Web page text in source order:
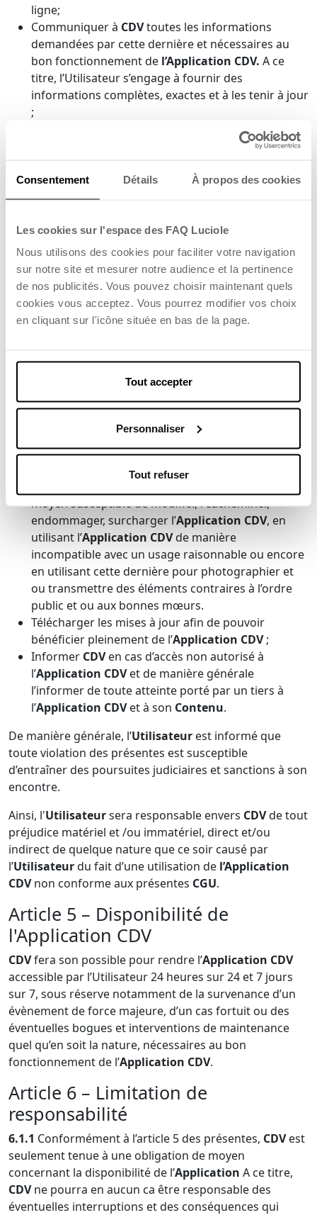
Consentement Détails À propos des cookies
Les cookies sur l'espace des FAQ Luciole
Nous utilisons des cookies pour faciliter votre navigation
sur notre site et mesurer notre audience et la pertinence
de nos publicités. Vous pouvez choisir maintenant quels
cookies vous acceptez. Vous pourrez modifier vos choix
en cliquant sur l'icône située en bas de la page.
Tout accepter
Personnaliser
Tout refuser
ligne;
Communiquer à CDVtoutes les informations
demandées par cette dernière et nécessaires au
bon fonctionnement de l’Application CDV. A ce
titre, l’Utilisateur s’engage à fournir des
informations complètes, exactes et à les tenir à jour
;
Ne pas entraver le bon fonctionnement de
de quelque manière que ce soit ;
Contenu. A ce titre, en cas de mauvais ou de non
fonctionnement de
CDVet ou de tout ou partie de sonContenu
l’Utilisateur, la responsabilité deCDVde pourra en
aucun cas être engagée par l’Utilisateur.
Ne pas dupliquer, reproduire, copier, recopier,
intégrer, incorporer, réutiliser, extraire tout ou
partie del’Application CDVet sonContenu
l’Application CDV;
Ne pas céder, louer, distribuer de quelque manière
que ce soit l’Application CDVet sonContenuà des
S’abstenir de toute utilisation détournée de
l’Application CDVet des sesServices, et ne pas
porter atteinte aux droits des tiers et de
moyen susceptible de modifier, réacheminer,
endommager, surcharger l’Application CDV, en
utilisant l’Application CDVde manière
incompatible avec un usage raisonnable ou encore
en utilisant cette dernière pour photographier et
ou transmettre des éléments contraires à l’ordre
public et ou aux bonnes mœurs.
Télécharger les mises à jour afin de pouvoir
bénéficier pleinement de l’Application CDV;
Informer CDVen cas d’accès non autorisé à
l’Application CDVet de manière générale
l’informer de toute atteinte porté par un tiers à
l’Application CDVet à son Contenu.
De manière générale, l’Utilisateur est informé que
toute violation des présentes est susceptible
d’entraîner des poursuites judiciaires et sanctions à son
encontre.
Ainsi, l'Utilisateursera responsable envers CDVde tout
préjudice matériel et /ou immatériel, direct et/ou
indirect de quelque nature que ce soir causé par
l’Utilisateurdu fait d’une utilisation de l’Application
CDVnon conforme aux présentes CGU.
Article 5 – Disponibilité de
l'Application CDV
CDVfera son possible pour rendre l’Application CDV
accessible par l’Utilisateur 24 heures sur 24 et 7 jours
sur 7, sous réserve notamment de la survenance d’un
évènement de force majeure, d’un cas fortuit ou des
éventuelles bogues et interventions de maintenance
quel qu’en soit la nature, nécessaires au bon
fonctionnement de l’Application CDV.
Article 6 – Limitation de
responsabilité
6.1.1 Conformément à l’article 5 des présentes, CDVest
seulement tenue à une obligation de moyen
concernant la disponibilité de l’Application A ce titre,
CDVne pourra en aucun ca être responsable des
éventuelles interruptions et des conséquences qui